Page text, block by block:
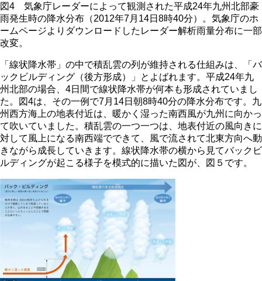
図4 気象庁レーダーによって観測された平成24年九州北部豪
雨発生時の降水分布（2012年7月14日8時40分）。気象庁のホ
ームページよりダウンロードしたレーダー解析雨量分布に一部
改変。
「線状降水帯」の中で積乱雲の列が維持される仕組みは、「バ
ックビルディング（後方形成）」とよばれます。平成24年九
州北部の場合、4日間で線状降水帯が何本も形成されていまし
た。図4は、その一例で7月14日朝8時40分の降水分布です。九
州西方海上の地表付近は、暖かく湿った南西風が九州に向かっ
て吹いていました。積乱雲の一つ一つは、地表付近の風向きに
対して風上になる南西端でできて、風で流されて北東方向へ動
きながら成長していきます。線状降水帯の横から見てバックビ
ルディングが起こる様子を模式的に描いた図が、図５です。